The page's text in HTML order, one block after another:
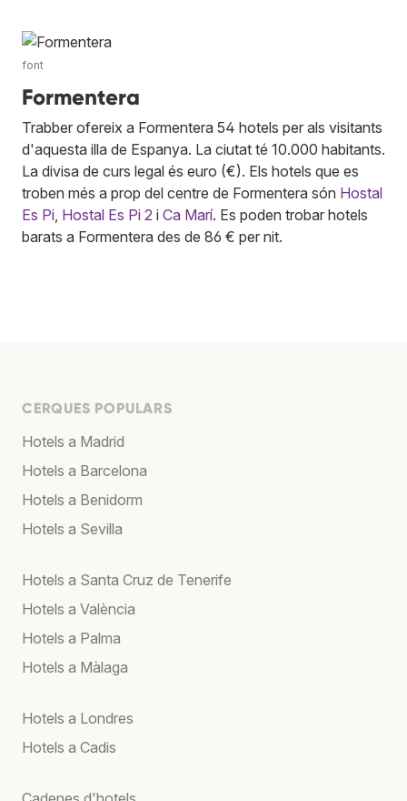
font
Formentera
Trabber ofereix a Formentera 54 hotels per als visitants
d'aquesta illa de Espanya. La ciutat té 10.000 habitants.
La divisa de curs legal és euro (€). Els hotels que es
troben més a prop del centre de Formentera són Hostal
Es Pi, Hostal Es Pi 2 i Ca Marí. Es poden trobar hotels
barats a Formentera des de 86 € per nit.
CERQUES POPULARS
Hotels a Madrid
Hotels a Barcelona
Hotels a Benidorm
Hotels a Sevilla
Hotels a Santa Cruz de Tenerife
Hotels a València
Hotels a Palma
Hotels a Màlaga
Hotels a Londres
Hotels a Cadis